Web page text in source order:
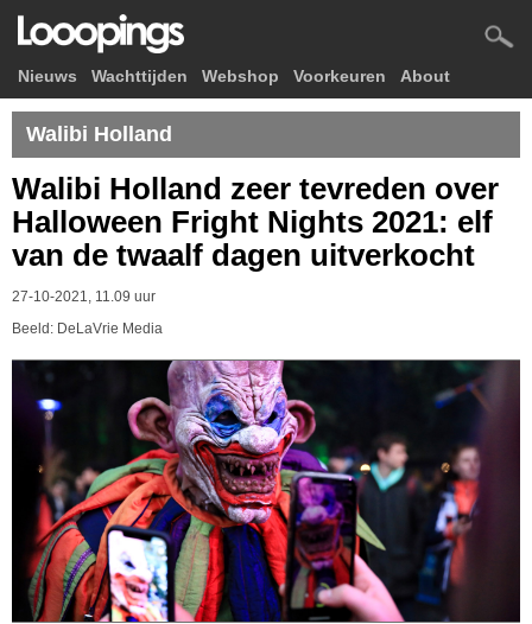
Nieuws Wachttijden Webshop Voorkeuren About
Walibi Holland
Walibi Holland zeer tevreden over
Halloween Fright Nights 2021: elf
van de twaalf dagen uitverkocht
27-10-2021, 11.09 uur
Beeld: DeLaVrie Media